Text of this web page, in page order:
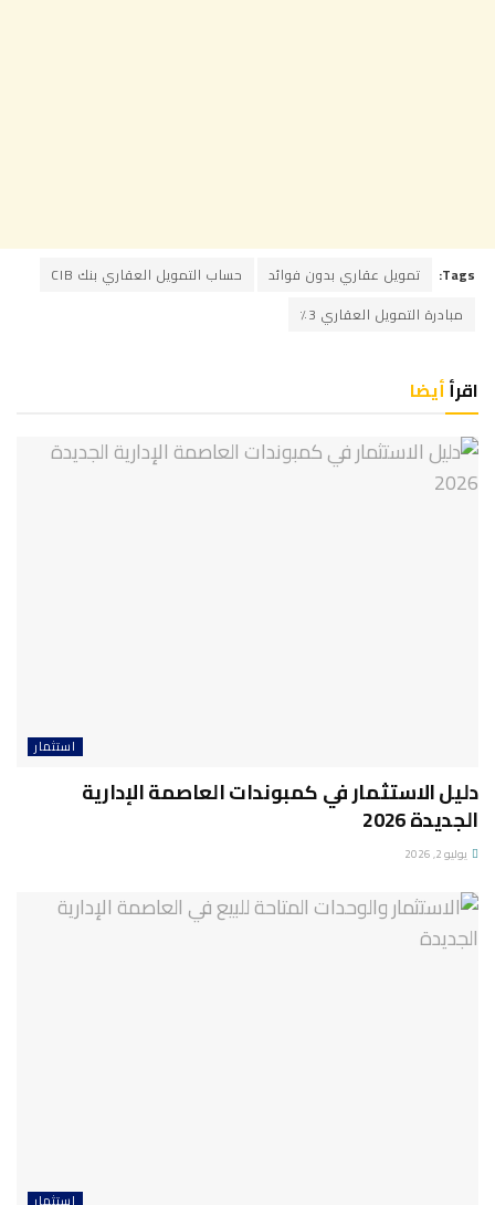
Tags: تمويل عقاري بدون فوائد
حساب التمويل العقاري بنك CIB
مبادرة التمويل العقاري 3٪
اقرأأيضا
استثمار
دليل الاستثمار في كمبوندات العاصمة الإدارية
الجديدة 2026
يوليو 2, 2026